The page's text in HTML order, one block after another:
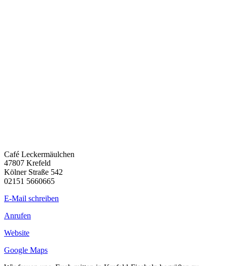
Café Leckermäulchen
47807 Krefeld
Kölner Straße 542
02151 5660665
E-Mail schreiben
Anrufen
Website
Google Maps